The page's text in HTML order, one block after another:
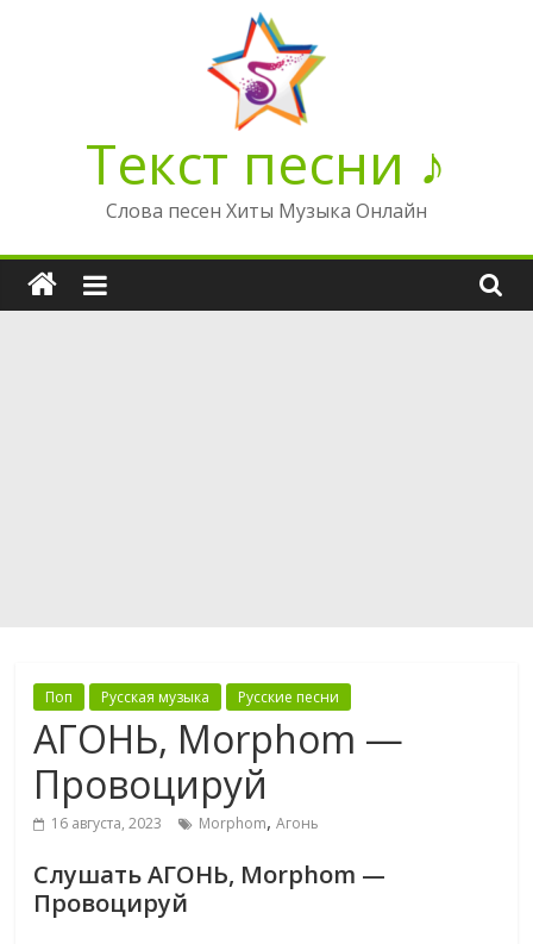
Текст песни ♪
Слова песен Хиты Музыка Онлайн
Поп Русская музыка Русские песни
АГОНЬ, Morphom —
Провоцируй
16 августа, 2023 Morphom,Агонь
Слушать АГОНЬ, Morphom —
Провоцируй